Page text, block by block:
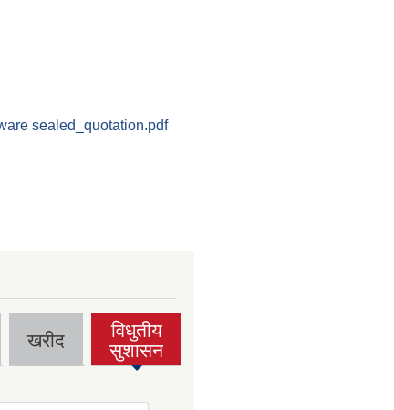
sealed_quotation.pdf
खरीद
विधुतीय
सुशासन
(active
tab)